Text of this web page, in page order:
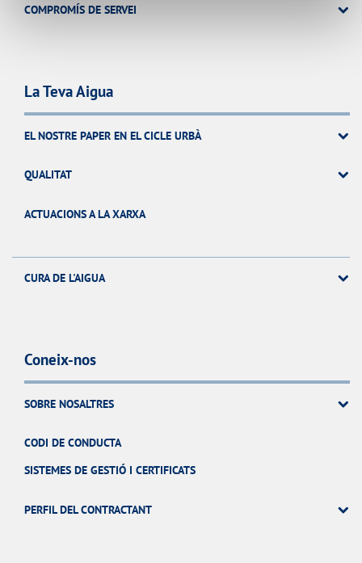
COMPROMÍS DE SERVEI
La Teva Aigua
EL NOSTRE PAPER EN EL CICLE URBÀ
QUALITAT
ACTUACIONS A LA XARXA
CURA DE L'AIGUA
Coneix-nos
SOBRE NOSALTRES
CODI DE CONDUCTA
SISTEMES DE GESTIÓ I CERTIFICATS
PERFIL DEL CONTRACTANT